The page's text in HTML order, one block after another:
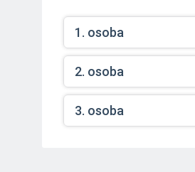
1. osoba
2. osoba
3. osoba